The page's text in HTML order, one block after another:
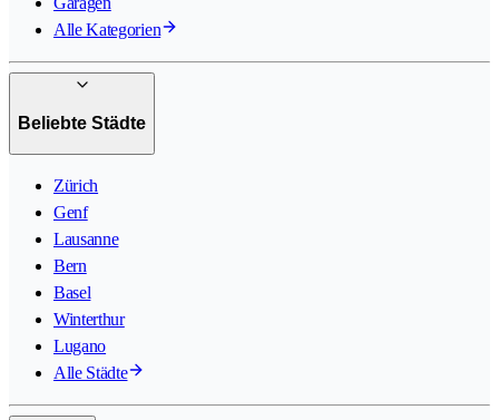
Alle Kategorien
Beliebte Städte
Zürich
Genf
Lausanne
Bern
Basel
Winterthur
Lugano
Alle Städte